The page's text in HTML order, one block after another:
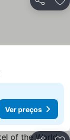
Partilhar
Ver preços